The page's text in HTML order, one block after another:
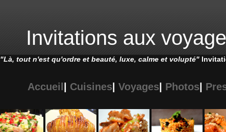
Invitations aux
"Là, tout n'est qu'ordre et beauté, luxe, calme et volupté"
Accueil Cuisines Voyages Photos